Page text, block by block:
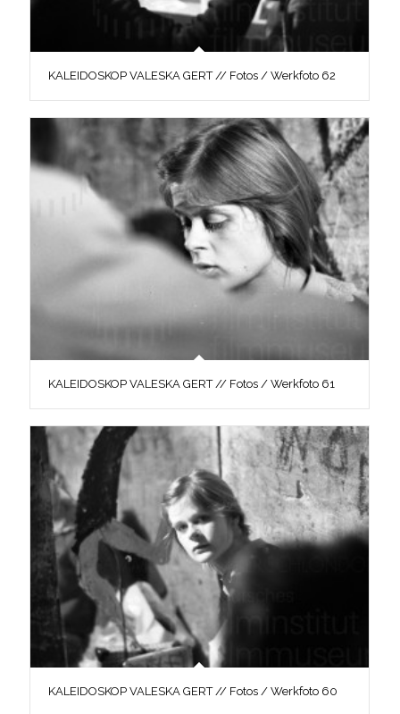
KALEIDOSKOP VALESKA GERT // Fotos / Werkfoto 62
KALEIDOSKOP VALESKA GERT // Fotos / Werkfoto 61
KALEIDOSKOP VALESKA GERT // Fotos / Werkfoto 60